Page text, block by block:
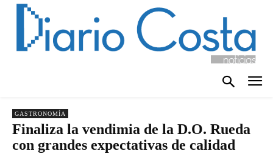
GASTRONOMÍA
Finaliza la vendimia de la D.O. Rueda
con grandes expectativas de calidad